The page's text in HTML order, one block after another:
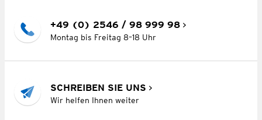
+49 (0) 2546 / 98 999 98
Montag bis Freitag 8–18 Uhr
SCHREIBEN SIE UNS
Wir helfen Ihnen weiter